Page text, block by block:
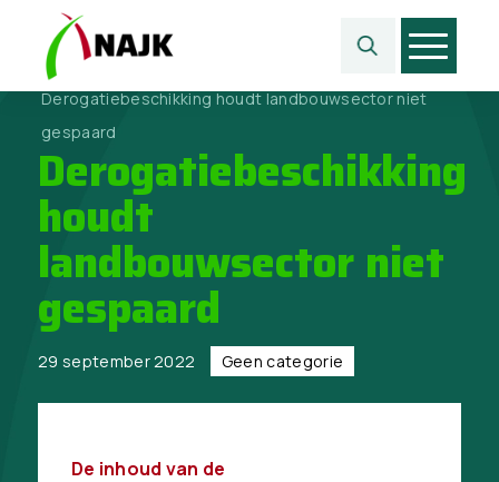
Home >
Derogatiebeschikking houdt landbouwsector niet
gespaard
Derogatiebeschikking
houdt
landbouwsector niet
gespaard
29 september 2022 Geen categorie
De inhoud van de